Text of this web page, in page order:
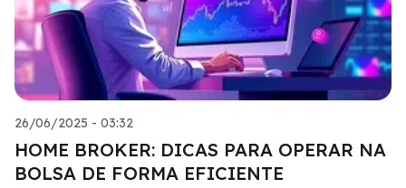
26/06/2025 - 03:32
HOME BROKER: DICAS PARA OPERAR NA
BOLSA DE FORMA EFICIENTE